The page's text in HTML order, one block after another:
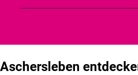
Aschersleben